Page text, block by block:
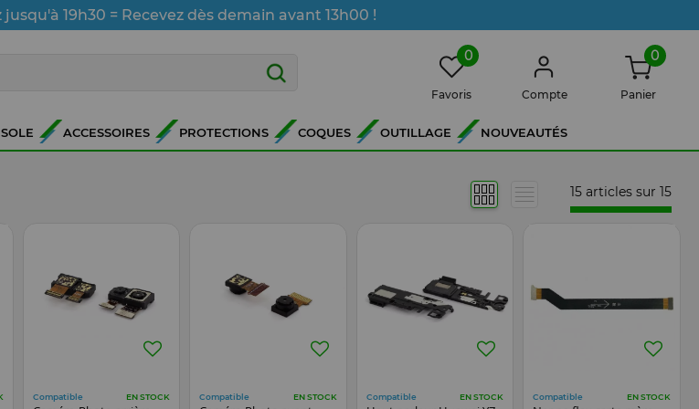
19h30 = Recevez dès demain avant 13h00 !
0
Favoris Compte
0
Panier
ACCESSOIRES PROTECTIONS COQUES OUTILLAGE NOUVEAUTÉS
15 articles sur 15
Compatible EN STOCK Compatible EN STOCK Compatible EN STOCK Compatible EN STOCK